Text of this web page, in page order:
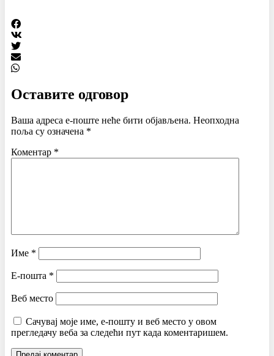
Оставите одговор
Ваша адреса е-поште неће бити објављена. Неопходна
поља су означена *
Коментар *
Име *
Е-пошта *
Веб место
Сачувај моје име, е-пошту и веб место у овом
прегледачу веба за следећи пут када коментаришем.